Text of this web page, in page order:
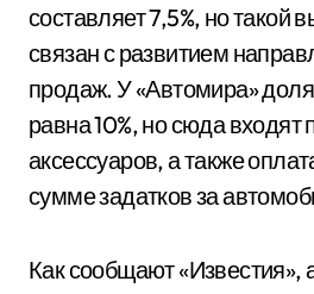
составляет 7,5%, но такой
связан с развитием
продаж. У «Автомира»
равна 10%, но сюда входят
аксессуаров, а также
сумме задатков за
Как сообщают «Известия»,